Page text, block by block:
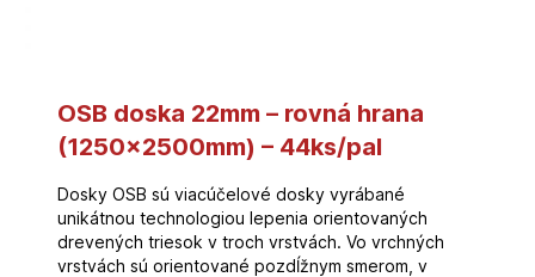
OSB doska 22mm – rovná hrana
(1250x2500mm) – 44ks/pal
Dosky OSB sú viacúčelové dosky vyrábané
unikátnou technologiou lepenia orientovaných
drevených triesok v troch vrstvách. Vo vrchných
vrstvách sú orientované pozdĺžnym smerom, v